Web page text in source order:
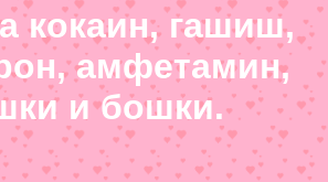
кокаин, гашиш,
амфетамин,
и бошки.